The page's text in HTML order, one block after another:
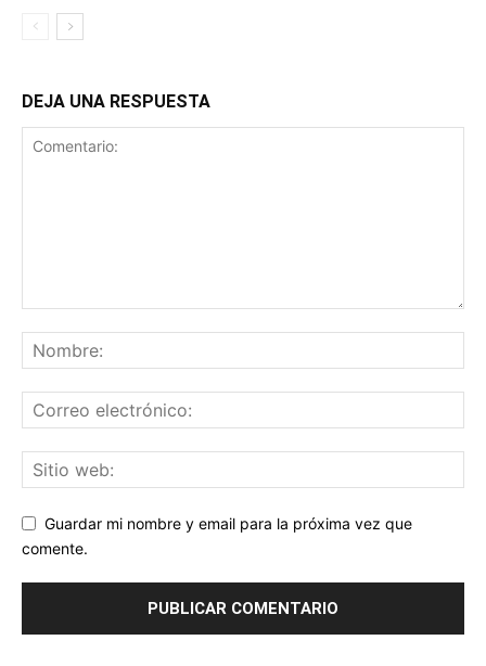
DEJA UNA RESPUESTA
Guardar mi nombre y email para la próxima vez que
comente.